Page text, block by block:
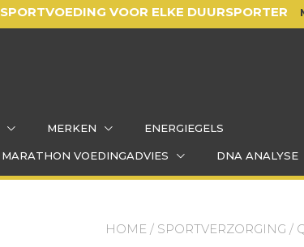
SPORTVOEDING VOOR ELKE DUURSPORTER
MERKEN ENERGIEGELS
MARATHON VOEDINGADVIES DNA ANALYSE
HOME / SPORTVERZORGING /